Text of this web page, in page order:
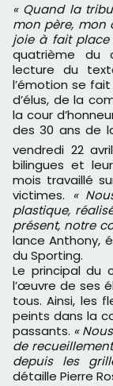
« Quand la
mon père, mon
joie à fait place
quatrième du
lecture du
l’émotion se
d’élus, de la
la cour
des 30 ans de
vendredi 22
bilingues et
mois travaillé
victimes.
«
plastique,
présent, notre
lance Anthony,
du Sporting.
Le principal du
l’œuvre de ses
tous. Ainsi, les
peints dans la
passants. «
de
depuis les
détaille Pierre